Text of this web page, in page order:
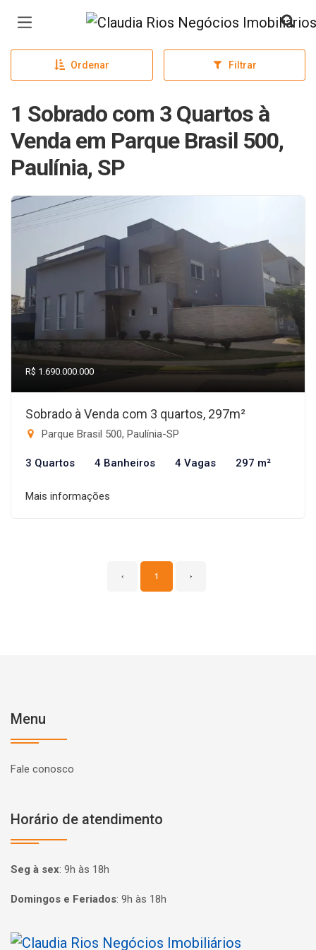
Página inicial
Ordenar Filtrar
1 Sobrado com 3 Quartos à
Venda em Parque Brasil 500,
Paulínia, SP
R$ 1.690.000.000
Sobrado à Venda com 3 quartos, 297m²
Parque Brasil 500, Paulínia-SP
3 Quartos 4 Banheiros 4 Vagas 297 m²
Mais informações
‹ 1 ›
Menu
Fale conosco
Horário de atendimento
Seg à sex: 9h às 18h
Domingos e Feriados: 9h às 18h
Página inicial